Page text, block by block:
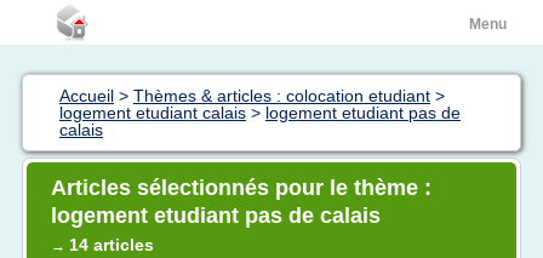
Menu
Accueil > Thèmes & articles : colocation etudiant >
logement etudiant calais > logement etudiant pas de
calais
Articles sélectionnés pour le thème :
logement etudiant pas de calais
→ 14 articles